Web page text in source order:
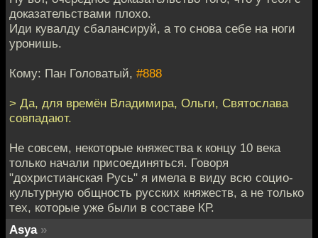
доказательствами плохо.
Иди кувалду сбалансируй, а то снова себе на ноги
уронишь.
Кому: Пан Головатый, #888
> Да, для времён Владимира, Ольги, Святослава
совпадают.
Не совсем, некоторые княжества к концу 10 века
только начали присоединяться. Говоря
"дохристианская Русь" я имела в виду всю социо-
культурную общность русских княжеств, а не только
тех, которые уже были в составе КР.
Asya »